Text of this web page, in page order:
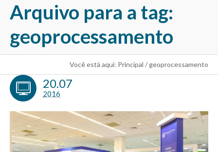
Arquivo para a tag:
geoprocessamento
Você está aqui: Principal / geoprocessamento
20.07
2016